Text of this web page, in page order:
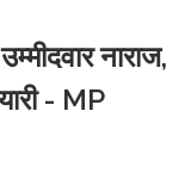
नाराज,
- MP